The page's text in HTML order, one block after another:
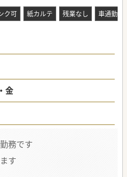
ク可 紙カルテ 残業なし 車通勤便
金
務です
す